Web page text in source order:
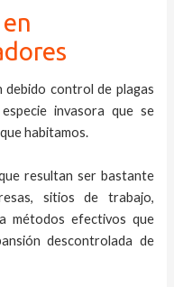
debido control de plagas
invasora que se
habitamos.
resultan ser bastante
sitios de trabajo,
métodos efectivos que
descontrolada de